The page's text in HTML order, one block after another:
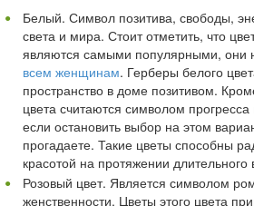
Белый. Символ позитива, свободы,
света и мира. Стоит отметить, что
являются самыми популярными, они
всем женщинам. Герберы белого
пространство в доме позитивом.
цвета считаются символом
если остановить выбор на этом
прогадаете. Такие цветы способны
красотой на протяжении
Розовый цвет. Является символом
женственности. Цветы этого цвета